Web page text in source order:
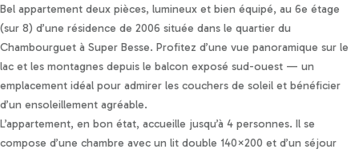
Personnaliser les préférences en matière de consentement
Bel appartement deux pièces, lumineux et bien équipé, au 6e étage
(sur 8) d’une résidence de 2006 située dans le quartier du
Chambourguet à Super Besse. Profitez d’une vue panoramique sur le
lac et les montagnes depuis le balcon exposé sud-ouest — un
emplacement idéal pour admirer les couchers de soleil et bénéficier
d’un ensoleillement agréable.
L’appartement, en bon état, accueille jusqu’à 4 personnes. Il se
compose d’une chambre avec un lit double 140×200 et d’un séjour